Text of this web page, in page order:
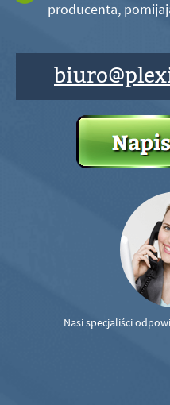
producenta,
Nasi specjaliści